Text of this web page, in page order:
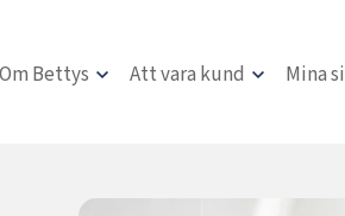
Om Bettys Att vara kund Mina